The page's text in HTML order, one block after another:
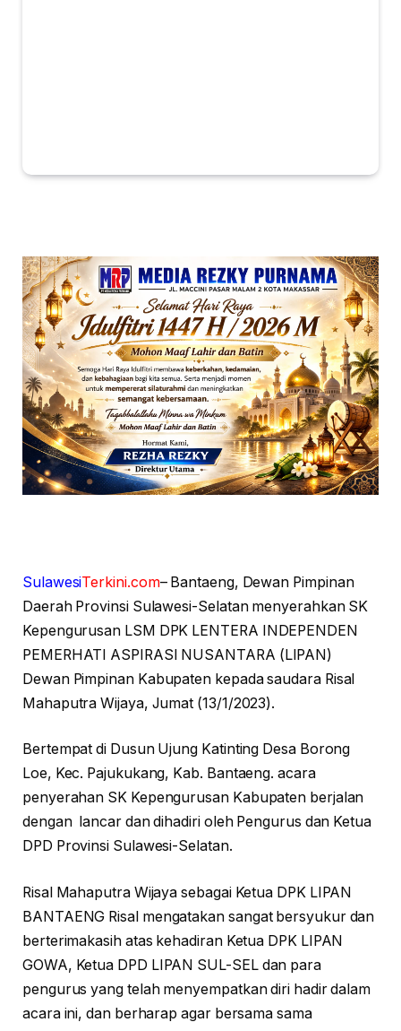
SulawesiTerkini.com– Bantaeng, Dewan Pimpinan
Daerah Provinsi Sulawesi-Selatan menyerahkan SK
Kepengurusan LSM DPK LENTERA INDEPENDEN
PEMERHATI ASPIRASI NUSANTARA (LIPAN)
Dewan Pimpinan Kabupaten kepada saudara Risal
Mahaputra Wijaya, Jumat (13/1/2023).
Bertempat di Dusun Ujung Katinting Desa Borong
Loe, Kec. Pajukukang, Kab. Bantaeng. acara
penyerahan SK Kepengurusan Kabupaten berjalan
dengan lancar dan dihadiri oleh Pengurus dan Ketua
DPD Provinsi Sulawesi-Selatan.
Risal Mahaputra Wijaya sebagai Ketua DPK LIPAN
BANTAENG Risal mengatakan sangat bersyukur dan
berterimakasih atas kehadiran Ketua DPK LIPAN
GOWA, Ketua DPD LIPAN SUL-SEL dan para
pengurus yang telah menyempatkan diri hadir dalam
acara ini, dan berharap agar bersama sama